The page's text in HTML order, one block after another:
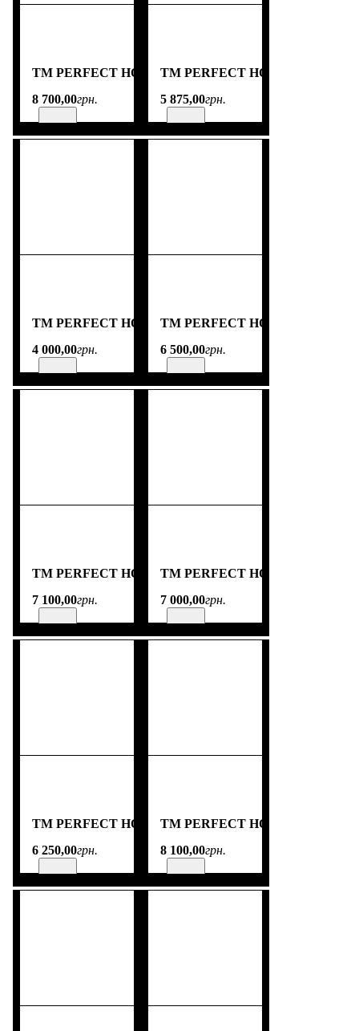
TM PERFECT HOME
8 700,00грн.
TM PERFECT HOME
5 875,00грн.
TM PERFECT HOME
4 000,00грн.
TM PERFECT HOME
6 500,00грн.
TM PERFECT HOME
7 100,00грн.
TM PERFECT HOME
7 000,00грн.
TM PERFECT HOME
6 250,00грн.
TM PERFECT HOME
8 100,00грн.